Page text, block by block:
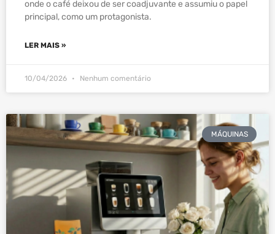
onde o café deixou de ser coadjuvante e assumiu o papel
principal, como um protagonista.
LER MAIS »
10/04/2026 Nenhum comentário
MÁQUINAS